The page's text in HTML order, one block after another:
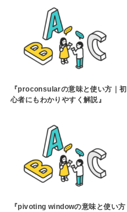
『proconsularの意味と使い方｜初
心者にもわかりやすく解説』
『pivoting windowの意味と使い方